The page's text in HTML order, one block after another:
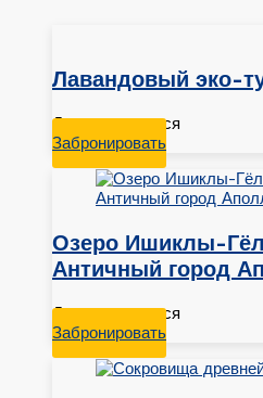
Лавандовый эко-
Даты ожидаются
Забронировать
Озеро Ишиклы-
Античный город
Даты ожидаются
Забронировать